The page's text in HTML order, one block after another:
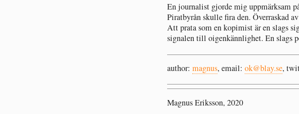
En journalist gjorde mig uppmärksam
Piratbyrån skulle fira den. Överraskad
Att prata som en kopimist är en slags
signalen till oigenkännlighet. En slags
author:magnus, email:ok@blay.se,
Magnus Eriksson, 2020